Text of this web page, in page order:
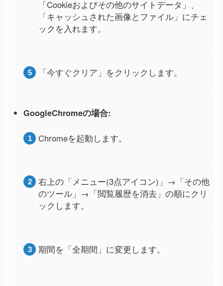
「Cookieおよびその他のサイトデータ」、
「キャッシュされた画像とファイル」にチェ
ックを入れます。
「今すぐクリア」をクリックします。
GoogleChromeの場合:
Chromeを起動します。
右上の「メニュー(3点アイコン)」→「その他
のツール」→「閲覧履歴を消去」の順にクリ
ックします。
期間を「全期間」に変更します。